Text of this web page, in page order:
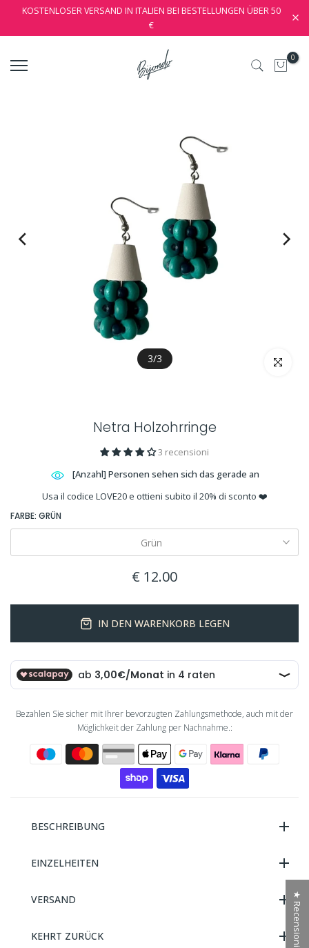
KOSTENLOSER VERSAND IN ITALIEN BEI BESTELLUNGEN ÜBER 50
€
0
3/3 klicken
Netra Holzohrringe
3 recensioni
[Anzahl] Personen sehen sich das gerade an
Usa il codice LOVE20 e ottieni subito il 20% di sconto ❤️
FARBE: GRÜN
Grün
€ 12.00
IN DEN WARENKORB LEGEN
Bezahlen Sie sicher mit Ihrer bevorzugten Zahlungsmethode, auch mit der
Möglichkeit der Zahlung per Nachnahme.:
BESCHREIBUNG
EINZELHEITEN
VERSAND
KEHRT ZURÜCK ★ Recensioni